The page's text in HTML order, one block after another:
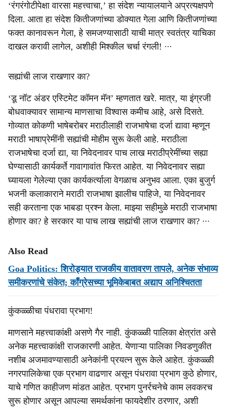
‘रंगरंगोटीपेक्षा वारसा महत्त्वाचा,’ हा संदेश न्यायालयाने अप्रत्यक्षपणे
दिला. आता हा संदेश कितीजणांच्या डोक्यात गेला आणि कितीजणांच्या
फक्त कानावरून गेला, हे समजण्यासाठी याची मात्र स्वतंत्र याचिका
दाखल करावी लागेल, अशीही मिश्‍कील चर्चा रंगली! ∙∙∙
सह्यांची लाज राखणार का?
‘डू नॉट अंडर एस्टिमेट कॉमन मॅन’ म्हणतात खरे. मात्र, या इंग्रजी
बोधवाक्यावर सामान्य माणसाचा विश्वास कमीच आहे, असे दिसते.
गोव्यात कोकणी भाषेबरोबर मराठीलाही राजभाषेचा दर्जा द्यावा म्हणून
मराठी भाषाप्रेमींनी सह्यांची मोहीम सुरू केली आहे. मराठीला
राजभाषेचा दर्जा द्या, या निवेदनावर पाच लाख मराठीप्रेमींच्या सह्या
घेण्यासाठी कार्यकर्ते गावागावांत फिरत आहेत. या निवेदनावर सह्या
घ्यायला गेलेल्या एका कार्यकर्त्याला वेगळाच अनुभव आला. एका बुजुर्ग
भजनी कलाकाराने मराठी राजभाषा झालीच पाहिजे, या निवेदनावर
सही करताना एक भाबडा प्रश्न केला. माझ्या सहीमुळे मराठी राजभाषा
होणार का? हे सरकार या पाच लाख सह्यांची लाज राखणार का? ∙∙∙
Also Read
Goa Politics: शिरोड्यात राजकीय वातावरण तापले, अनेक संभाव्य
समीकरणांचे संकेत; काँग्रेसच्या भूमिकेबाबत अद्याप अनिश्चितता
कुंकळ्ळीचा पंधरावा प्रभाग!
माणसाने महत्त्वाकांक्षी असणे गैर नाही. कुंकळ्ळी पालिका क्षेत्रांत असे
अनेक महत्त्वाकांक्षी राजकारणी आहेत. येणाऱ्या पालिका निवडणुकीत
नशीब अजमावण्यासाठी अनेकांनी प्रयत्न सुरू केले आहेत. कुंकळ्ळी
नगरपालिकेचा एक प्रभाग वाढणार असून पंधरावा प्रभाग कुठे होणार,
याचे गणित काहीजण मांडत आहेत. प्रभाग पुनर्रचनेचे काम लवकरच
सुरू होणार असून आपल्या समर्थकांना फायदेशीर ठरणार, अशी